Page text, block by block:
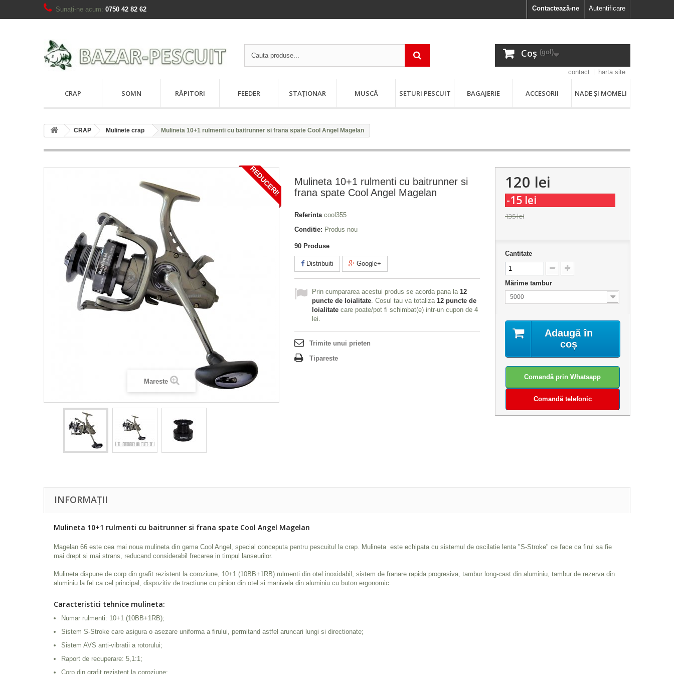
Autentificare
Contactează-ne
Sunați-ne acum: 0750 42 82 62
Coș (gol)
contact harta site
CRAP SOMN RĂPITORI FEEDER STAȚIONAR MUSCĂ SETURI PESCUIT BAGAJERIE ACCESORII NADE ȘI MOMELI
CRAP Mulinete crap Mulineta 10+1 rulmenti cu baitrunner si frana spate Cool Angel Magelan
REDUCERI!
Mareste
Mulineta 10+1 rulmenti cu baitrunner si
frana spate Cool Angel Magelan
Referinta cool355
Conditie: Produs nou
90 Produse
Distribuiti Google+
Prin cumpararea acestui produs se acorda pana la 12
puncte de loialitate. Cosul tau va totaliza 12 puncte de
loialitate care poate/pot fi schimbat(e) intr-un cupon de 4
lei.
Trimite unui prieten
Tipareste
120 lei
-15 lei
135 lei
Cantitate
Mărime tambur
5000
Adaugă în
coș
Comandă prin Whatsapp
Comandă telefonic
INFORMAȚII
Mulineta 10+1 rulmenti cu baitrunner si frana spate Cool Angel Magelan
Magelan 66 este cea mai noua mulineta din gama Cool Angel, special conceputa pentru pescuitul la crap. Mulineta este echipata cu sistemul de oscilatie lenta "S-Stroke" ce face ca firul sa fie
mai drept si mai strans, reducand considerabil frecarea in timpul lanseurilor.
Mulineta dispune de corp din grafit rezistent la coroziune, 10+1 (10BB+1RB) rulmenti din otel inoxidabil, sistem de franare rapida progresiva, tambur long-cast din aluminiu, tambur de rezerva din
aluminiu la fel ca cel principal, dispozitiv de tractiune cu pinion din otel si manivela din aluminiu cu buton ergonomic.
Caracteristici tehnice mulineta:
Numar rulmenti: 10+1 (10BB+1RB);
Sistem S-Stroke care asigura o asezare uniforma a firului, permitand astfel aruncari lungi si directionate;
Sistem AVS anti-vibratii a rotorului;
Raport de recuperare: 5,1:1;
Corp din grafit rezistent la coroziune;